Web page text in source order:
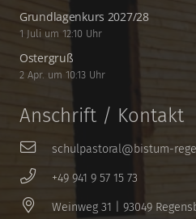
Grundlagenkurs 2027/28
1 Juli um 12:10 Uhr
Ostergruß
2 Apr. um 10:13 Uhr
Anschrift / Kontakt
schulpastoral@bistum-
+49 941 9 57 15 73
Weinweg 31 | 93049